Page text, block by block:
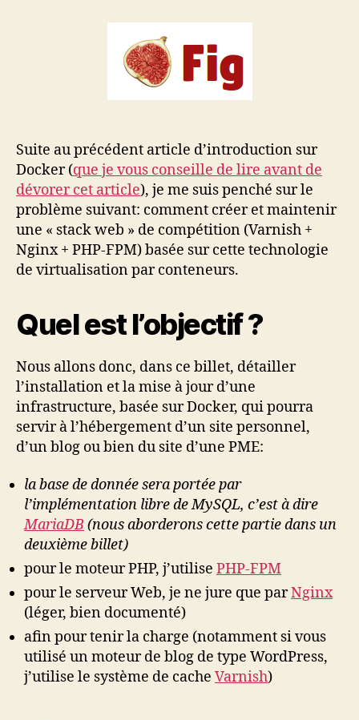
et
FPM
Suite au précédent article d’introduction sur
Docker (que je vous conseille de lire avant de
dévorer cet article), je me suis penché sur le
problème suivant: comment créer et maintenir
une « stack web » de compétition (Varnish +
Nginx + PHP-FPM) basée sur cette technologie
de virtualisation par conteneurs.
Quel est l’objectif ?
Nous allons donc, dans ce billet, détailler
l’installation et la mise à jour d’une
infrastructure, basée sur Docker, qui pourra
servir à l’hébergement d’un site personnel,
d’un blog ou bien du site d’une PME:
la base de donnée sera portée par
l’implémentation libre de MySQL, c’est à dire
MariaDB(nous aborderons cette partie dans un
deuxième billet)
pour le moteur PHP, j’utilise PHP-FPM
pour le serveur Web, je ne jure que parNginx
(léger, bien documenté)
afin pour tenir la charge (notamment si vous
utilisé un moteur de blog de type WordPress,
j’utilise le système de cache Varnish)